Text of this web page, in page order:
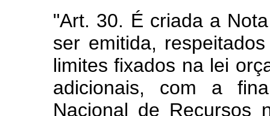
"Art. 30. É criada a
ser emitida,
limites fixados na lei
adicionais, com a
Nacional de Recursos